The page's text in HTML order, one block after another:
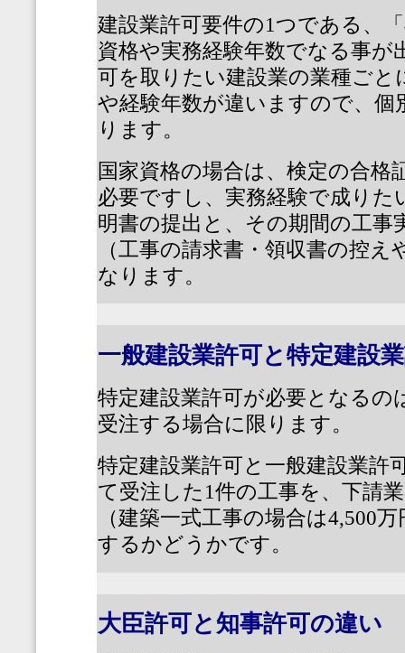
建設業許可要件の1 つである、
資格や実務経験年数でなる事が
可を取りたい建設業の業種ごと
や経験年数が違いますので、個
ります。
国家資格の場合は、検定の合格
必要ですし、実務経験で成りた
明書の提出と、その期間の工事
（工事の請求書・領収書の控
なります。
一般建設業許可と特定建設
特定建設業許可が必要となるの
受注する場合に限ります。
特定建設業許可と一般建設業許
て受注した 1件の工事を、下請
（建築一式工事の場合は4,500万
するかどうかです。
大臣許可と知事許可の違い